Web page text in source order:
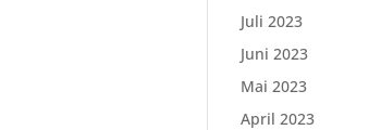
Juli 2023
Juni 2023
Mai 2023
April 2023